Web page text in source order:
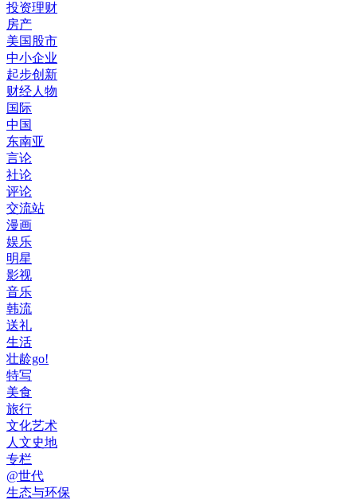
投资理财
房产
美国股市
中小企业
起步创新
财经人物
国际
中国
东南亚
言论
社论
评论
交流站
漫画
娱乐
明星
影视
音乐
韩流
送礼
生活
壮龄go!
特写
美食
旅行
文化艺术
人文史地
专栏
@世代
生态与环保